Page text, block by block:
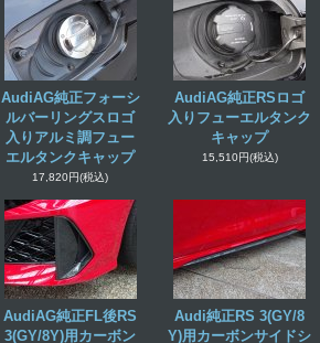
AudiAG純正フォーシ
ルバーリングスロゴ
入りアルミ調フュー
エルタンクキャップ
17,820円(税込)
AudiAG純正RSロゴ
入りフューエルタンク
キャップ
15,510円(税込)
AudiAG純正FL後RS
3(GY/8Y)用カーボン
Audi純正RS 3(GY/8
Y)用カーボンサイドシ